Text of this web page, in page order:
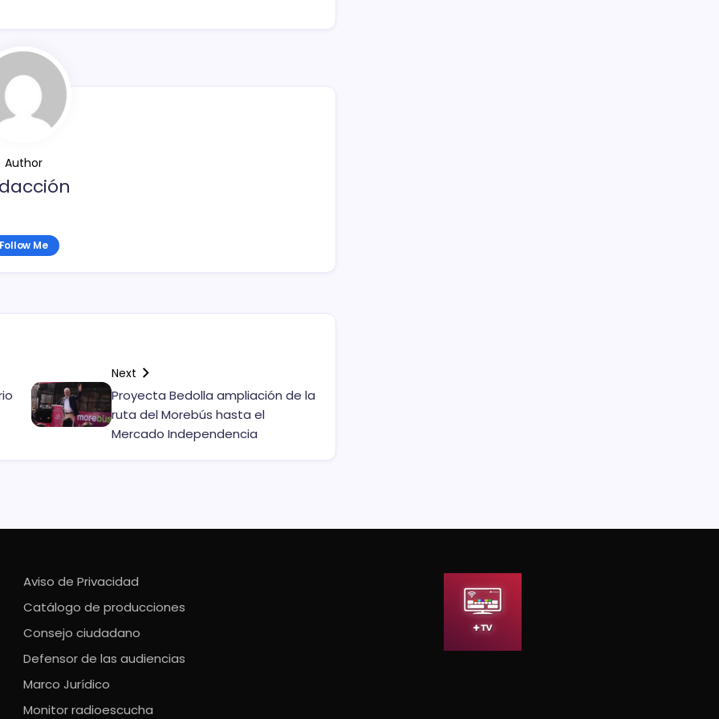
Author
Follow Me
Next
Proyecta Bedolla ampliación de la
ruta del Morebús hasta el
Mercado Independencia
Aviso de Privacidad
Catálogo de producciones
Consejo ciudadano
Defensor de las audiencias
Marco Jurídico
Monitor radioescucha